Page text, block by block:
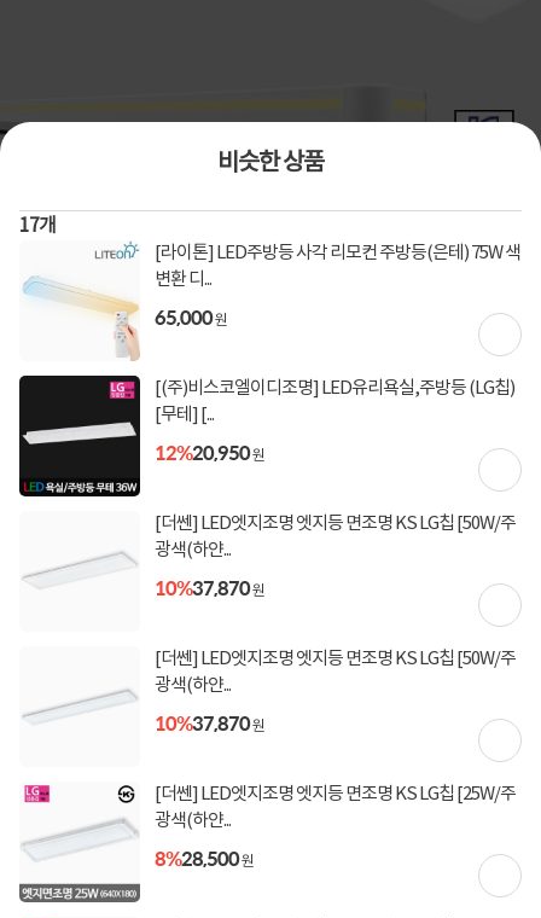
비슷한 상품
17개
[라이톤] LED주방등 사각 리모컨 주방등(은테) 75W 색
변환 디...
65,000원
[(주)비스코엘이디조명] LED유리욕실,주방등 (LG칩)
[무테] [...
12%20,950원
[더쎈] LED엣지조명 엣지등 면조명 KS LG칩 [50W/주
광색(하얀...
10%37,870원
[더쎈] LED엣지조명 엣지등 면조명 KS LG칩 [50W/주
광색(하얀...
10%37,870원
[더쎈] LED엣지조명 엣지등 면조명 KS LG칩 [25W/주
광색(하얀...
8%28,500원
상품번호
[휴빛조명] LED 주방등 50W 브로스 주광색
6500K(주광색) / 220V,60Hz,50W / KC JH11901-18003 / 주방등 / 50W / 주광색(하얀빛) /
3건 지금 후기쓰면 적립금 2배!
4% 38,200원
[토스페이 X 계좌이체] 50,000원 즉시할인
(1,000,000원 이상 결제 시)
(600,000원 이상 결제 시)
[토스페이 X 농협카드] 5% 즉시할인 (800,000원 이
[토스페이 X 현대카드] 5% 즉시할인 (800,000원 이
상 결제 시)
80원 적립
입고일 미정